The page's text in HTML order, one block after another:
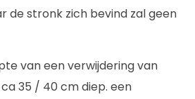
de stronk zich bevind zal geen
van een verwijdering van
35 / 40 cm diep. een